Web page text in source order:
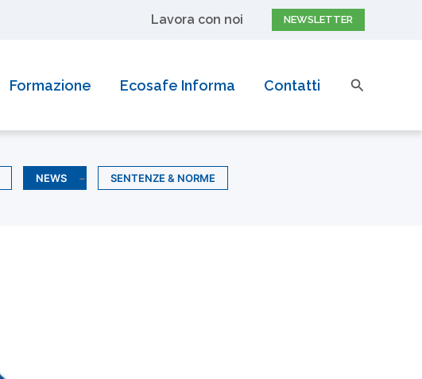
Lavora con noi NEWSLETTER
Formazione Ecosafe Informa Contatti Cerca
NEWS SENTENZE & NORME